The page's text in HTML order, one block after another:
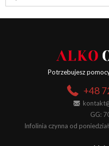
Potrzebujesz
+48
GG:
Infolinia czynna od